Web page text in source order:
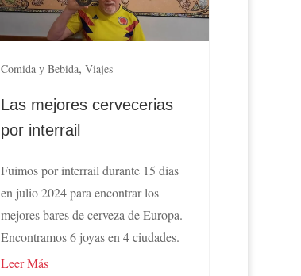
Comida y Bebida, Viajes
Las mejores cervecerias
por interrail
Fuimos por interrail durante 15 días
en julio 2024 para encontrar los
mejores bares de cerveza de Europa.
Encontramos 6 joyas en 4 ciudades.
Leer Más